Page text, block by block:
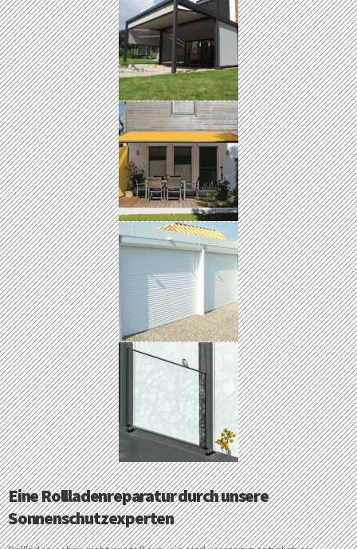
Eine Rollladenreparatur durch unsere
Sonnenschutzexperten